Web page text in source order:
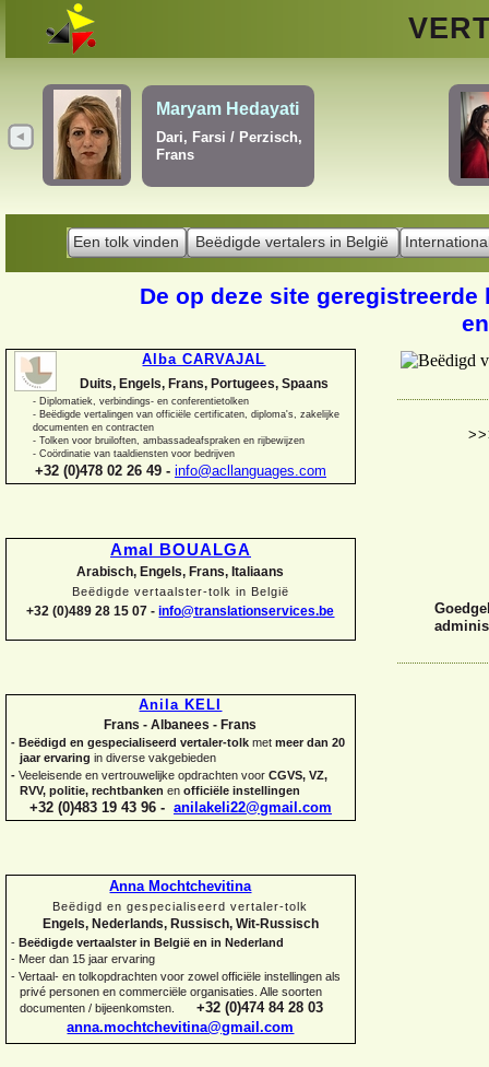
Een tolk vinden Beëdigde vertalers in België
Alba CARVAJAL
Duits, Engels, Frans, Portugees, Spaans
- Diplomatiek, verbindings- en conferentietolken
- Beëdigde vertalingen van officiële certificaten, diploma's, zakelijke
documenten en contracten
- Tolken voor bruiloften, ambassadeafspraken en rijbewijzen
- Coördinatie van taaldiensten voor bedrijven
+32 (0)478 02 26 49 - info@acllanguages.com
Amal BOUALGA
Arabisch, Engels, Frans, Italiaans
Beëdigde vertaalster-tolk in België
+32 (0)489 28 15 07 - info@translationservices.be
Anila KELI
Frans - Albanees - Frans
- Beëdigd en gespecialiseerd vertaler-tolk met meer dan 20
jaar ervaring in diverse vakgebieden
- Veeleisende en vertrouwelijke opdrachten voor CGVS, VZ,
RVV, politie, rechtbanken en officiële instellingen
+32 (0)483 19 43 96 - anilakeli22@gmail.com
Anna Mochtchevitina
Beëdigd en gespecialiseerd vertaler-tolk
Engels, Nederlands, Russisch, Wit-Russisch
- Beëdigde vertaalster in België en in Nederland
- Meer dan 15 jaar ervaring
- Vertaal- en tolkopdrachten voor zowel officiële instellingen als
privé personen en commerciële organisaties. Alle soorten
documenten / bijeenkomsten.
+32 (0)474 84 28 03
anna.mochtchevitina@gmail.com
De op deze site
H. P. Hoogewijs
Frans, Portugees Engels,